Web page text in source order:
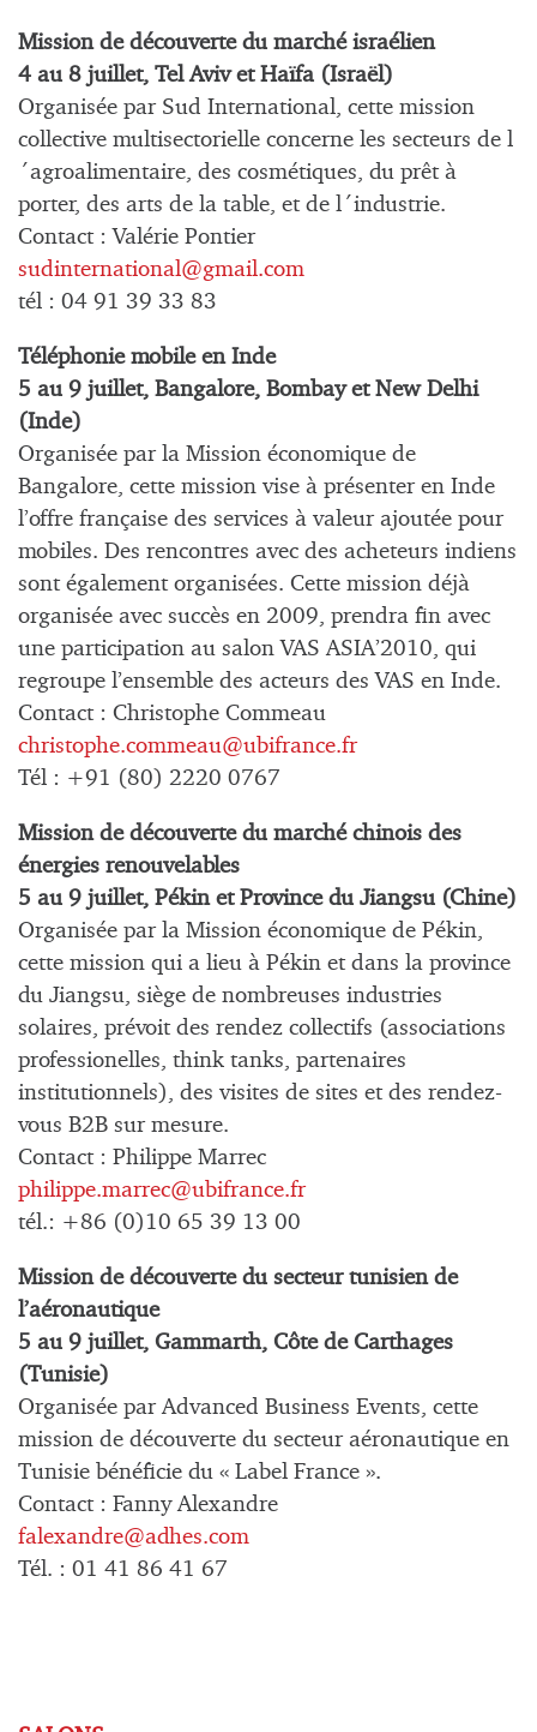
Mission de découverte du marché israélien
4 au 8 juillet, Tel Aviv et Haïfa (Israël)
Organisée par Sud International, cette mission
collective multisectorielle concerne les secteurs de l
´agroalimentaire, des cosmétiques, du prêt à
porter, des arts de la table, et de l´industrie.
Contact : Valérie Pontier
sudinternational@gmail.com
tél : 04 91 39 33 83
Téléphonie mobile en Inde
5 au 9 juillet, Bangalore, Bombay et New Delhi
(Inde)
Organisée par la Mission économique de
Bangalore, cette mission vise à présenter en Inde
l’offre française des services à valeur ajoutée pour
mobiles. Des rencontres avec des acheteurs indiens
sont également organisées. Cette mission déjà
organisée avec succès en 2009, prendra fin avec
une participation au salon VAS ASIA’2010, qui
regroupe l’ensemble des acteurs des VAS en Inde.
Contact : Christophe Commeau
christophe.commeau@ubifrance.fr
Tél : +91 (80) 2220 0767
Mission de découverte du marché chinois des
énergies renouvelables
5 au 9 juillet, Pékin et Province du Jiangsu (Chine)
Organisée par la Mission économique de Pékin,
cette mission qui a lieu à Pékin et dans la province
du Jiangsu, siège de nombreuses industries
solaires, prévoit des rendez collectifs (associations
professionelles, think tanks, partenaires
institutionnels), des visites de sites et des rendez-
vous B2B sur mesure.
Contact : Philippe Marrec
philippe.marrec@ubifrance.fr
tél.: +86 (0)10 65 39 13 00
Mission de découverte du secteur tunisien de
l’aéronautique
5 au 9 juillet, Gammarth, Côte de Carthages
(Tunisie)
Organisée par Advanced Business Events, cette
mission de découverte du secteur aéronautique en
Tunisie bénéficie du « Label France ».
Contact : Fanny Alexandre
falexandre@adhes.com
Tél. : 01 41 86 41 67